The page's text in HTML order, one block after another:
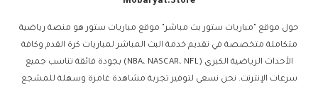
حول موقع "مباريات ستور بث مباشر" موقع مباريات ستور هو منصة رياضية
متكاملة متخصصة في تقديم خدمة البث المباشر لمباريات كرة القدم وكافة
الأحداث الرياضية الكبرى (NBA، NASCAR، NFL) بجودة فائقة تناسب جميع
سرعات الإنترنت. نحن نسعى لتوفير تجربة مشاهدة غامرة وسهلة للمشجع